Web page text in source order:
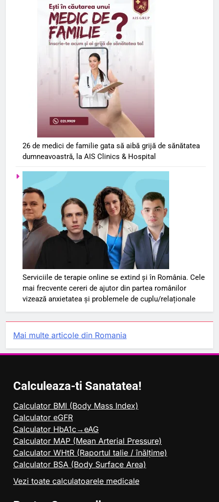
26 de medici de familie gata să aibă grijă de sănătatea
dumneavoastră, la AIS Clinics & Hospital
Serviciile de terapie online se extind și în România. Cele
mai frecvente cereri de ajutor din partea românilor
vizează anxietatea și problemele de cuplu/relaționale
Mai multe articole din Romania
Calculeaza-ti Sanatatea!
Calculator BMI (Body Mass Index)
Calculator eGFR
Calculator HbA1c→eAG
Calculator MAP (Mean Arterial Pressure)
Calculator WHtR (Raportul talie / înălțime)
Calculator BSA (Body Surface Area)
Vezi toate calculatoarele medicale